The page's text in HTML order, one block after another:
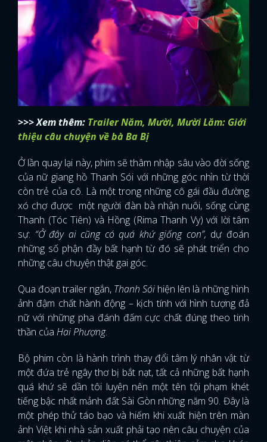
>>> Xem thêm: Trailer Năm, Mười, Mười Lăm: Giới
thiệu câu chuyện về bà Ba Bị
Ở lần quay lại này, phim sẽ thâm nhập sâu vào đời sống
của nữ giang hồ Thanh Sói với những góc nhìn từ thời
còn trẻ của cô. Là một trong những cô gái đầu đường
xó chợ được một người đàn bà nhận nuôi, sống cùng
Thanh (Tóc Tiên) và Hồng (Rima Thanh Vy) với lời tâm
sự: “Ở đây ai cũng có quá khứ giống con”, dự đoán
những số phận đầy bất hạnh từ đó sẽ phát triển cho
những câu chuyện thật gai góc.
Qua đoạn trailer ngắn, Thanh Sói hiện lên là những hình
ảnh đậm chất hành động – kịch tính với hình tượng đả
nữ với những pha đánh đấm cực chất đúng theo tinh
thần của Hai Phượng.
Bộ phim còn là hành trình thay đổi tâm lý nhân vật từ
một đứa trẻ ngây thơ bị bắt nạt, tất cả những bất hạnh
quá khứ sẽ dần tôi luyện nên một tên tội phạm khét
tiếng bậc nhất mảnh đất Sài Gòn những năm 90. Đây là
một phép thử táo bạo và hiếm khi xuất hiện trên màn
ảnh Việt khi nhà sản xuất phải tạo nên câu chuyện của